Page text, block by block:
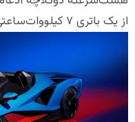
از یک باتری ۷ کیلووات‌ساعتی تأمین می‌شود.